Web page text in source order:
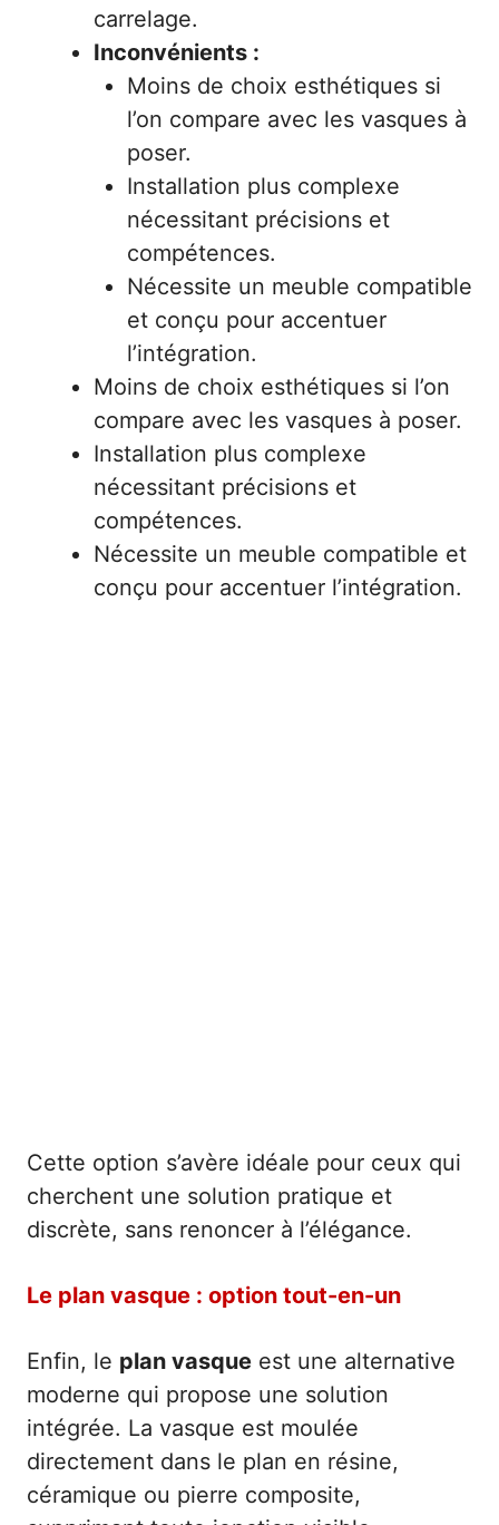
carrelage.
Inconvénients :
Moins de choix esthétiques si
l’on compare avec les vasques à
poser.
Installation plus complexe
nécessitant précisions et
compétences.
Nécessite un meuble compatible
et conçu pour accentuer
l’intégration.
Moins de choix esthétiques si l’on
compare avec les vasques à poser.
Installation plus complexe
nécessitant précisions et
compétences.
Nécessite un meuble compatible et
conçu pour accentuer l’intégration.
Cette option s’avère idéale pour ceux qui
cherchent une solution pratique et
discrète, sans renoncer à l’élégance.
Le plan vasque : option tout-en-un
Enfin, le plan vasque est une alternative
moderne qui propose une solution
intégrée. La vasque est moulée
directement dans le plan en résine,
céramique ou pierre composite,